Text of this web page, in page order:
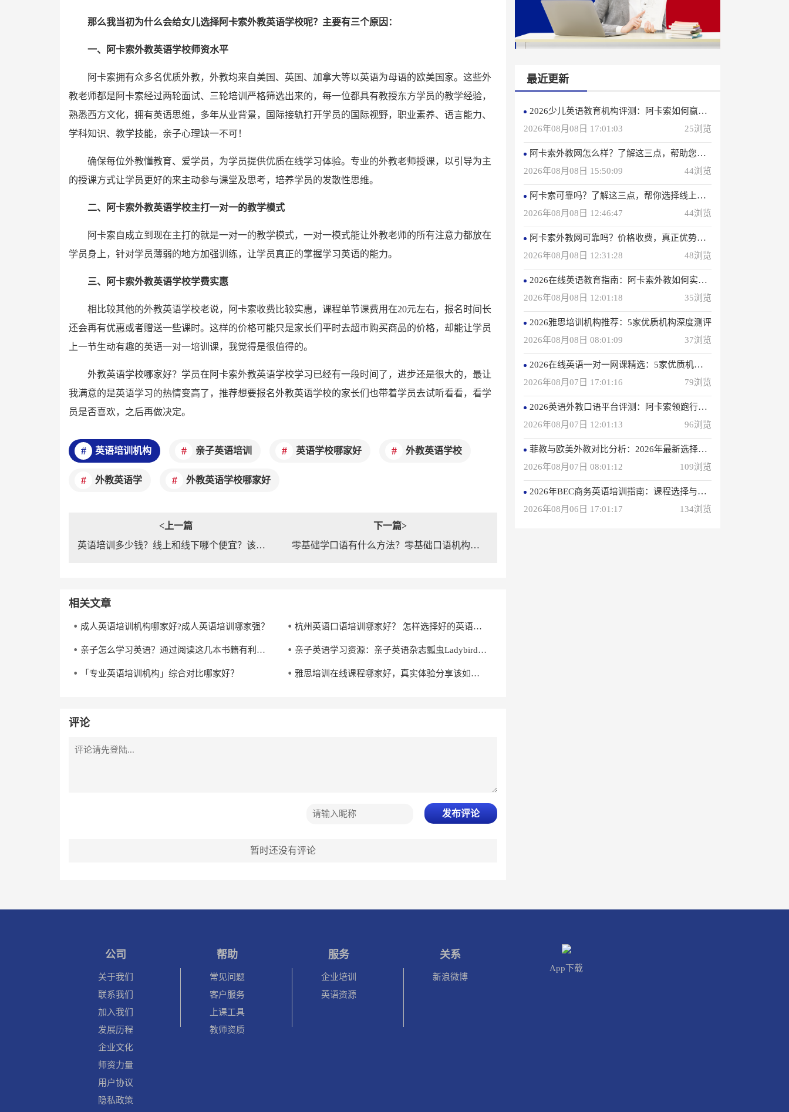
那么我当初为什么会给女儿选择阿卡索外教英语学校呢？主要有三个原因：
一、阿卡索外教英语学校师资水平
阿卡索拥有众多名优质外教，外教均来自美国、英国、加拿大等以英语为母语的欧美国家。这些外
教老师都是阿卡索经过两轮面试、三轮培训严格筛选出来的，每一位都具有教授东方学员的教学经验，
熟悉西方文化，拥有英语思维，多年从业背景，国际接轨打开学员的国际视野，职业素养、语言能力、
学科知识、教学技能，亲子心理缺一不可！
确保每位外教懂教育、爱学员，为学员提供优质在线学习体验。专业的外教老师授课，以引导为主
的授课方式让学员更好的来主动参与课堂及思考，培养学员的发散性思维。
二、阿卡索外教英语学校主打一对一的教学模式
阿卡索自成立到现在主打的就是一对一的教学模式，一对一模式能让外教老师的所有注意力都放在
学员身上，针对学员薄弱的地方加强训练，让学员真正的掌握学习英语的能力。
三、阿卡索外教英语学校学费实惠
相比较其他的外教英语学校老说，阿卡索收费比较实惠，课程单节课费用在20元左右，报名时间长
还会再有优惠或者赠送一些课时。这样的价格可能只是家长们平时去超市购买商品的价格，却能让学员
上一节生动有趣的英语一对一培训课，我觉得是很值得的。
外教英语学校哪家好？学员在阿卡索外教英语学校学习已经有一段时间了，进步还是很大的，最让
我满意的是英语学习的热情变高了，推荐想要报名外教英语学校的家长们也带着学员去试听看看，看学
员是否喜欢，之后再做决定。
英语培训机构 亲子英语培训 英语学校哪家好 外教英语学校
外教英语学 外教英语学校哪家好
<上一篇
英语培训多少钱？线上和线下哪个便宜？该怎么选择？
下一篇>
零基础学口语有什么方法？零基础口语机构哪家好？
相关文章
成人英语培训机构哪家好?成人英语培训哪家强？ 杭州英语口语培训哪家好？ 怎样选择好的英语口语培训机构？
亲子怎么学习英语？通过阅读这几本书籍有利于提升英语水平 亲子英语学习资源：亲子英语杂志瓢虫Ladybird分级阅读《杰克与魔克》下载
「专业英语培训机构」综合对比哪家好？ 雅思培训在线课程哪家好，真实体验分享该如何选择
评论
发布评论
暂时还没有评论
最近更新
2026少儿英语教育机构评测：阿卡索如何赢得4000万用户信赖？
2026年08月08日 17:01:03
25浏览
阿卡索外教网怎么样？了解这三点，帮助您选择在线英语学习方法
2026年08月08日 15:50:09
44浏览
阿卡索可靠吗？了解这三点，帮你选择线上英语课程
2026年08月08日 12:46:47
44浏览
阿卡索外教网可靠吗？价格收费，真正优势一次性说明
2026年08月08日 12:31:28
48浏览
2026在线英语教育指南：阿卡索外教如何实现高效学习？
2026年08月08日 12:01:18
35浏览
2026雅思培训机构推荐：5家优质机构深度测评
2026年08月08日 08:01:09
37浏览
2026在线英语一对一网课精选：5家优质机构深度评测
2026年08月07日 17:01:16
79浏览
2026英语外教口语平台评测：阿卡索领跑行业，打造高效学习体验
2026年08月07日 12:01:13
96浏览
菲教与欧美外教对比分析：2026年最新选择指南
2026年08月07日 08:01:12
109浏览
2026年BEC商务英语培训指南：课程选择与优质机构推荐
2026年08月06日 17:01:17
134浏览
公司
关于我们
联系我们
加入我们
发展历程
企业文化
师资力量
用户协议
隐私政策
帮助
常见问题
客户服务
上课工具
教师资质
服务
企业培训
英语资源
关系
新浪微博
App下载